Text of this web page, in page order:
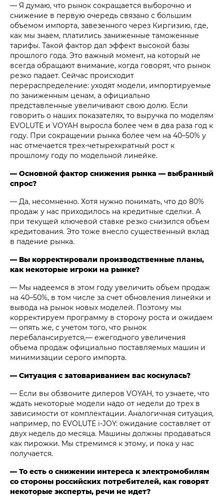
— Я думаю, что рынок сокращается выборочно и
снижение в первую очередь связано с большим
объемом импорта, завезенного через Киргизию, где,
как мы знаем, платились заниженные таможенные
тарифы. Такой фактор дал эффект высокой базы
прошлого года. Это важный момент, на который не
всегда обращают внимание, когда говорят, что рынок
резко падает. Сейчас происходит
перераспределение: уходят модели, импортируемые
по заниженным ценам, а официально
представленные увеличивают свою долю. Если
говорить о наших показателях, то выручка по моделям
EVOLUTE и VOYAH выросла более чем в два раза год к
году. При сокращении рынка более чем на 40–50% у
нас отмечается трех-четырехкратный рост к
прошлому году по модельной линейке.
— Основной фактор снижения рынка — выбранный
спрос?
— Да, несомненно. Хотя нужно понимать, что до 80%
продаж у нас приходилось на кредитные сделки. А
при текущей ключевой ставке резко снизился объем
кредитования. Это тоже внесло существенный вклад
в падение рынка.
— Вы корректировали производственные планы,
как некоторые игроки на рынке?
— Мы надеемся в этом году увеличить объем продаж
на 40–50%, в том числе за счет обновления линейки и
вывода на рынок новых моделей. Поэтому мы
корректируем программу в сторону роста и ожидаем
— опять же, с учетом того, что рынок
перебалансируется,— ежегодного увеличения
объема продаж официально поставляемых машин и
минимизации серого импорта.
— Ситуация с затовариванием вас коснулась?
— Если вы обзвоните дилеров VOYAH, то узнаете, что
ждать некоторые модели надо от недели до трех в
зависимости от комплектации. Аналогичная ситуация,
например, по EVOLUTE i‑JOY: ожидание составляет от
двух недель до месяца. Машины должны продаваться
как пирожки. Мы стремимся к этому, и пока у нас
получается.
— То есть о снижении интереса к электромобилям
со стороны российских потребителей, как говорят
некоторые эксперты, речи не идет?